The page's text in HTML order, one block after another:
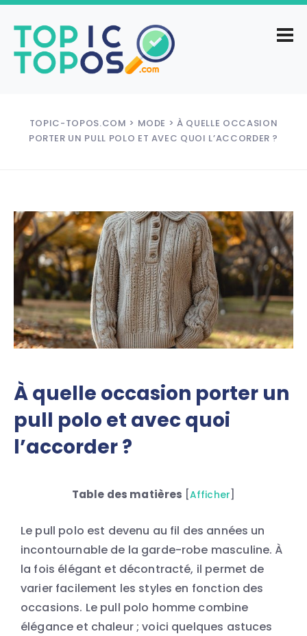
TOPIC-TOPOS.COM > MODE > À QUELLE OCCASION
PORTER UN PULL POLO ET AVEC QUOI L’ACCORDER ?
À quelle occasion porter un
pull polo et avec quoi
l’accorder ?
Table des matières Afficher
Le pull polo est devenu au fil des années un
incontournable de la garde-robe masculine. À
la fois élégant et décontracté, il permet de
varier facilement les styles en fonction des
occasions. Le pull polo homme combine
élégance et chaleur ; voici quelques astuces